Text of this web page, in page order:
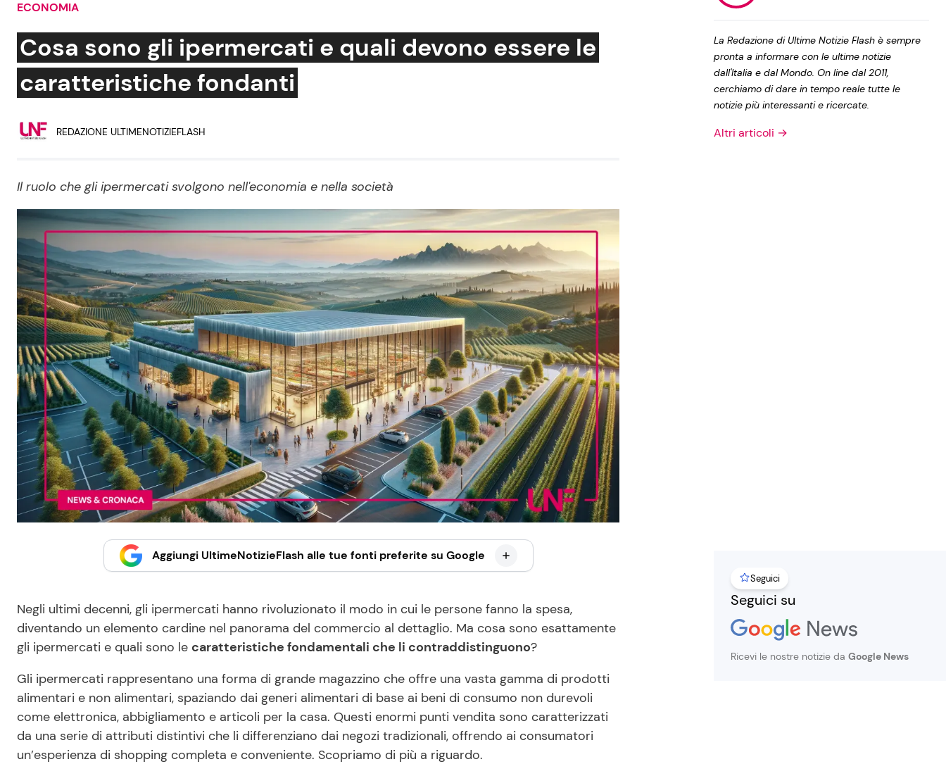
Social News
News dal mondo
Benessere
Mondo Mamma
News benessere
Salute
Viaggi e Turismo
Festività
Primi Piatti
Ricette Facili e Veloci
Ricette Feste
Ricette per Bambini
Privacy Policy
ECONOMIA
Cosa sono gli ipermercati e quali devono essere le
caratteristiche fondanti
REDAZIONE ULTIMENOTIZIEFLASH
Il ruolo che gli ipermercati svolgono nell'economia e nella società
Aggiungi UltimeNotizieFlash alle tue fonti preferite su Google
Negli ultimi decenni, gli ipermercati hanno rivoluzionato il modo in cui le persone fanno la spesa,
diventando un elemento cardine nel panorama del commercio al dettaglio. Ma cosa sono esattamente
gli ipermercati e quali sono le caratteristiche fondamentali che li contraddistinguono?
Gli ipermercati rappresentano una forma di grande magazzino che offre una vasta gamma di prodotti
alimentari e non alimentari, spaziando dai generi alimentari di base ai beni di consumo non durevoli
come elettronica, abbigliamento e articoli per la casa. Questi enormi punti vendita sono caratterizzati
da una serie di attributi distintivi che li differenziano dai negozi tradizionali, offrendo ai consumatori
un’esperienza di shopping completa e conveniente. Scopriamo di più a riguardo.
La Redazione di Ultime Notizie Flash è sempre
pronta a informare con le ultime notizie
dall'Italia e dal Mondo. On line dal 2011,
cerchiamo di dare in tempo reale tutte le
notizie più interessanti e ricercate.
Altri articoli →
Seguici
Seguici su
Ricevi le nostre notizie da Google News